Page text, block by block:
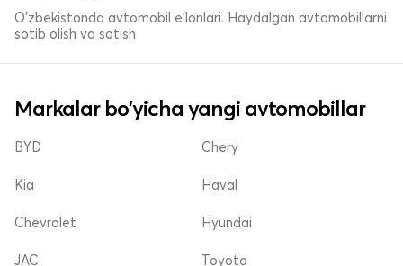
O'zbekistonda avtomobil e’lonlari. Haydalgan avtomobillarni
sotib olish va sotish
Markalar bo'yicha yangi avtomobillar
BYD
Kia
Chevrolet
Chery
Haval
Hyundai
JAC Toyota